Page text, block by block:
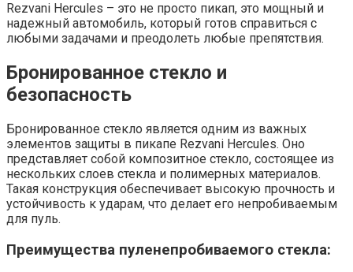
Rezvani Hercules – это не просто пикап, это мощный и
надежный автомобиль, который готов справиться с
любыми задачами и преодолеть любые препятствия.
Бронированное стекло и
безопасность
Бронированное стекло является одним из важных
элементов защиты в пикапе Rezvani Hercules. Оно
представляет собой композитное стекло, состоящее из
нескольких слоев стекла и полимерных материалов.
Такая конструкция обеспечивает высокую прочность и
устойчивость к ударам, что делает его непробиваемым
для пуль.
Преимущества пуленепробиваемого стекла: